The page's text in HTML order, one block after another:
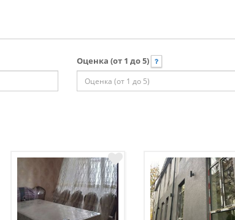
Оценка (от 1 до 5)